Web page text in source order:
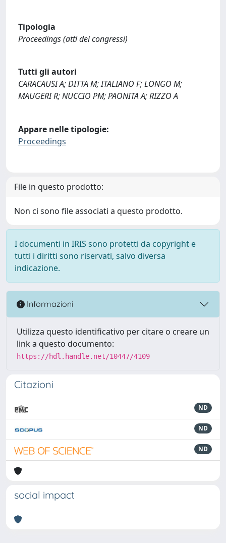
Tipologia
Proceedings (atti dei congressi)
Tutti gli autori
CARACAUSI A; DITTA M; ITALIANO F; LONGO M;
MAUGERI R; NUCCIO PM; PAONITA A; RIZZO A
Appare nelle tipologie:
Proceedings
File in questo prodotto:
Non ci sono file associati a questo prodotto.
I documenti in IRIS sono protetti da copyright e
tutti i diritti sono riservati, salvo diversa
indicazione.
Informazioni
Utilizza questo identificativo per citare o creare un
link a questo documento:
https://hdl.handle.net/10447/4109
Citazioni
ND
ND
ND
social impact